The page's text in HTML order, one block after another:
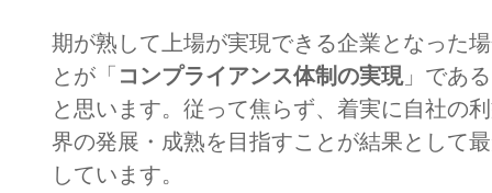
期が熟して上場が実現できる企業となった
とが「 コンプライアンス体制の実現」であ
と思います。従って焦らず、着実に自社の
界の発展・成熟を目指すことが結果として
しています。